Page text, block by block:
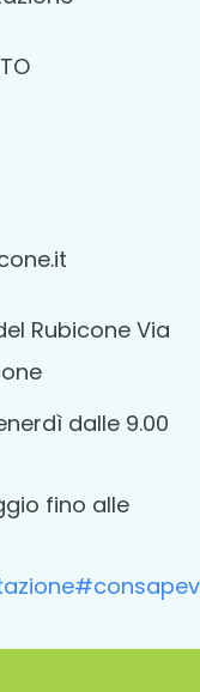
Rubicone Via
dalle 9.00
fino alle